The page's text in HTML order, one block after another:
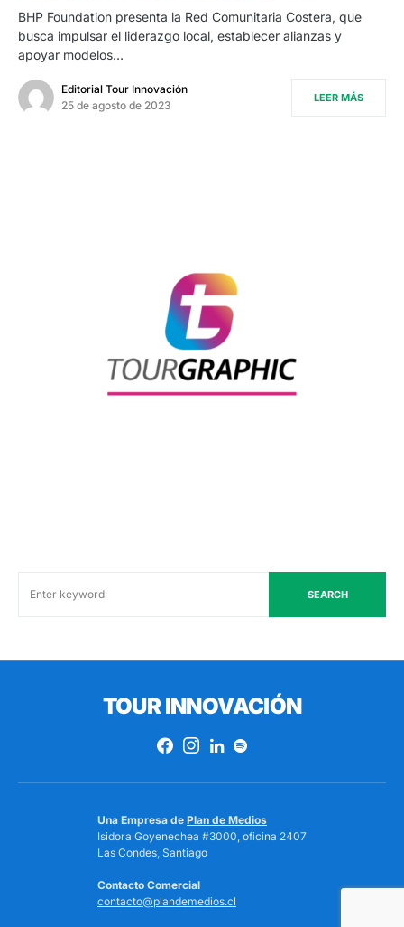
BHP Foundation presenta la Red Comunitaria Costera, que
busca impulsar el liderazgo local, establecer alianzas y
apoyar modelos…
Editorial Tour Innovación
25 de agosto de 2023
LEER MÁS
SEARCH
TOUR INNOVACIÓN
Una Empresa de Plan de Medios
Isidora Goyenechea #3000, oficina 2407
Las Condes, Santiago
Contacto Comercial
contacto@plandemedios.cl